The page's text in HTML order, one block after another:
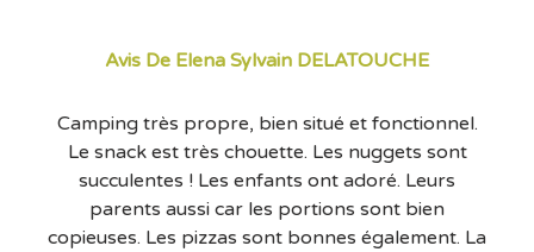
Avis De Elena Sylvain DELATOUCHE
Camping très propre, bien situé et fonctionnel.
Le snack est très chouette. Les nuggets sont
succulentes ! Les enfants ont adoré. Leurs
parents aussi car les portions sont bien
copieuses. Les pizzas sont bonnes également. La